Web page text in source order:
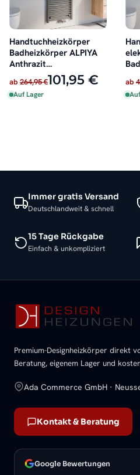
Handtuchheizkörper
Badheizkörper ALPIYA
Anthrazit
Mittelanschluss
ab 264,95 €101,95 €
Auf Lager
ab
Immer gratis Versand
Deutschlandweit & schnell
15 Tage Rückgabe
Einfach & unkompliziert
Premium-Designheizkörper direkt
Beratung, eigenem Lager und
Ada Commerce GmbH ·
Kontakt & Beratung
Google Bewertungen